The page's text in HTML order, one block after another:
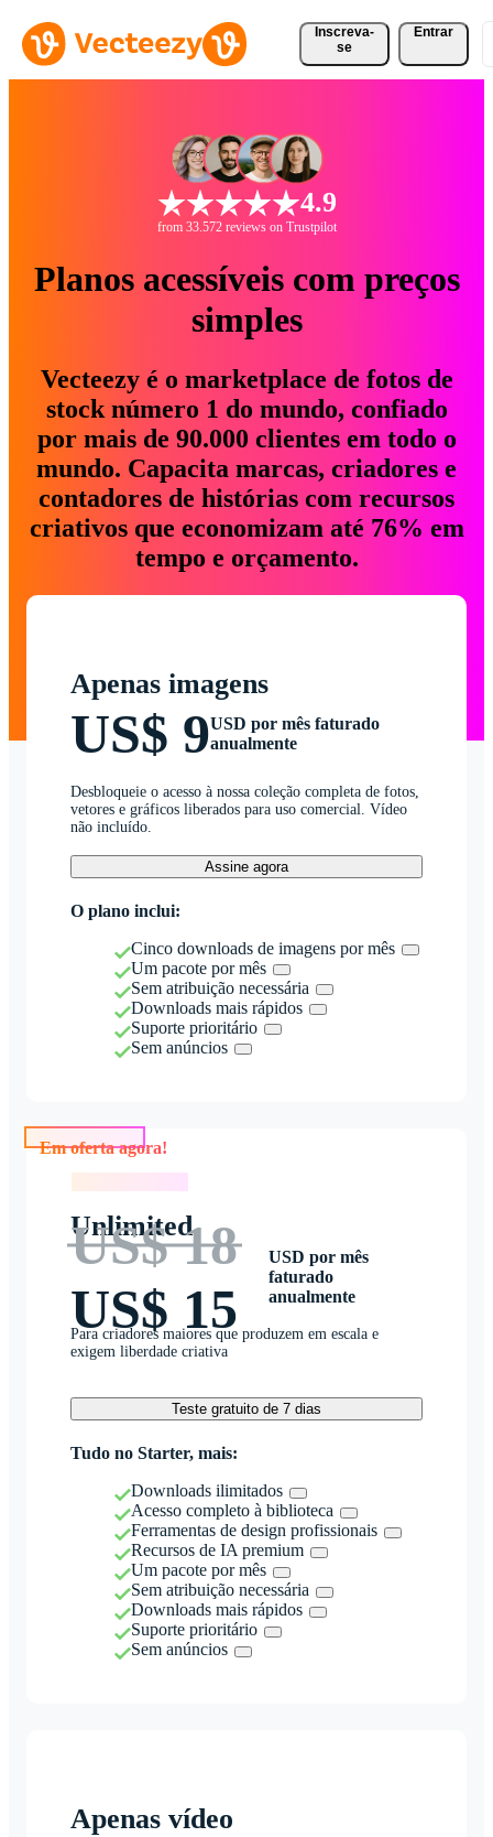
Inscreva-
se
Entrar
4.9
from 33.572 reviews on Trustpilot
Planos acessíveis com preços
simples
Vecteezy é o marketplace de fotos de
stock número 1 do mundo, confiado
por mais de 90.000 clientes em todo o
mundo. Capacita marcas, criadores e
contadores de histórias com recursos
criativos que economizam até 76% em
tempo e orçamento.
Apenas imagens
US$ 9USD por mês faturado
anualmente
Desbloqueie o acesso à nossa coleção completa de fotos,
vetores e gráficos liberados para uso comercial. Vídeo
não incluído.
Assine agora
O plano inclui:
Cinco downloads de imagens por mês
Um pacote por mês
Sem atribuição necessária
Downloads mais rápidos
Suporte prioritário
Sem anúncios
Unlimited
US$ 18
US$ 15
USD por mês
faturado
anualmente
Para criadores maiores que produzem em escala e
exigem liberdade criativa
Teste gratuito de 7 dias
Tudo no Starter, mais:
Downloads ilimitados
Acesso completo à biblioteca
Ferramentas de design profissionais
Recursos de IA premium
Um pacote por mês
Sem atribuição necessária
Downloads mais rápidos
Suporte prioritário
Sem anúncios
Apenas vídeo